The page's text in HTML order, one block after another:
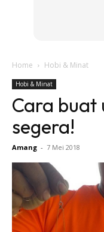
Home Hobi & Minat
Hobi & Minat
Cara buat
segera!
Amang - 7 Mei 2018